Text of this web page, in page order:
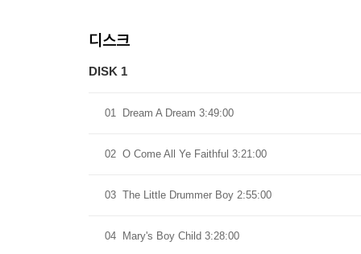
디스크
DISK 1
01 Dream A Dream 3:49:00
02 O Come All Ye Faithful 3:21:00
03 The Little Drummer Boy 2:55:00
04 Mary's Boy Child 3:28:00